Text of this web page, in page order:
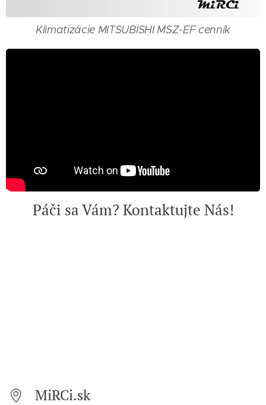
Klimatizácie MITSUBISHI MSZ-EF cenník
Páči sa Vám? Kontaktujte Nás!
MiRCi.sk